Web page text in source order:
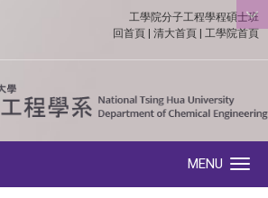
:::
工學院分子工程學程碩士班
回首頁
清大首頁 工學院首頁
MENU